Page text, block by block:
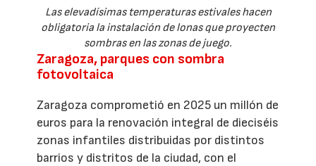
Las elevadísimas temperaturas estivales hacen
obligatoria la instalación de lonas que proyecten
sombras en las zonas de juego.
Zaragoza, parques con sombra
fotovoltaica
Zaragoza comprometió en 2025 un millón de
euros para la renovación integral de dieciséis
zonas infantiles distribuidas por distintos
barrios y distritos de la ciudad, con el